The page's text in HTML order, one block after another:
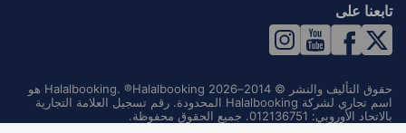
تابعنا على
حقوق التأليف والنشر © 2014–2026 Halalbooking. ®Halalbooking هو
اسم تجاري لشركة Halalbooking المحدودة. رقم تسجيل العلامة التجارية
بالاتحاد الأوروبي: 012136751. جميع الحقوق محفوظة.